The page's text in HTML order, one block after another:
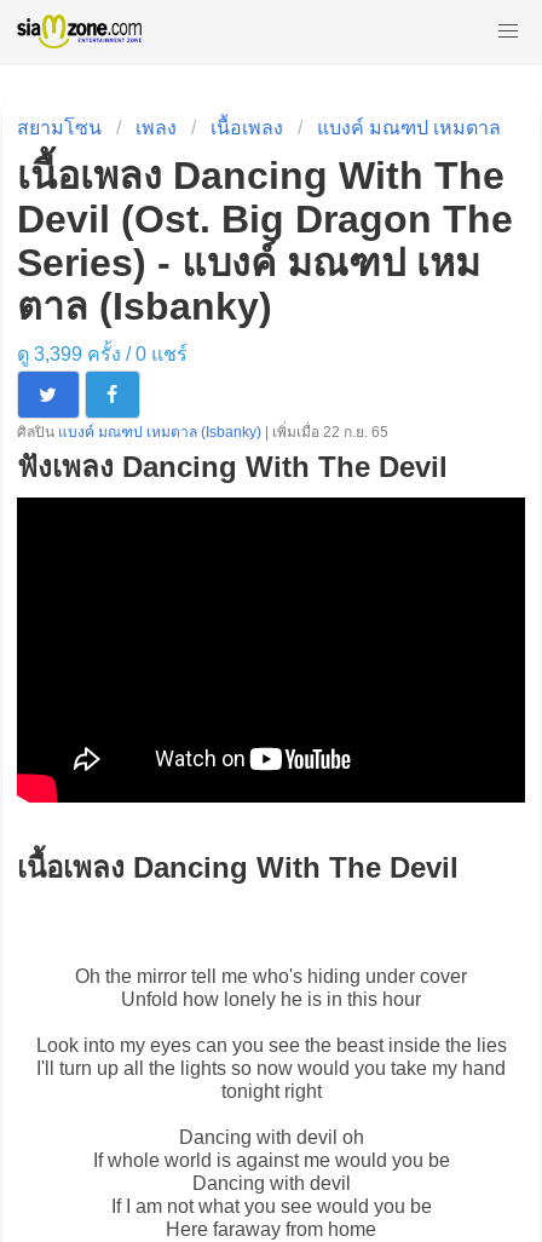
สยามโซน เพลง เนื้อเพลง แบงค์ มณฑป เหมตาล
เนื้อเพลง Dancing With The
Devil (Ost. Big Dragon The
Series) - แบงค์ มณฑป เหม
ตาล (Isbanky)
ดู 3,399 ครั้ง /0แชร์
ศิลปิน แบงค์ มณฑป เหมตาล (Isbanky) | เพิ่มเมื่อ 22 ก.ย. 65
ฟังเพลง Dancing With The Devil
เนื้อเพลง Dancing With The Devil
Oh the mirror tell me who's hiding under cover
Unfold how lonely he is in this hour
Look into my eyes can you see the beast inside the lies
I'll turn up all the lights so now would you take my hand
tonight right
Dancing with devil oh
If whole world is against me would you be
Dancing with devil
If I am not what you see would you be
Here faraway from home